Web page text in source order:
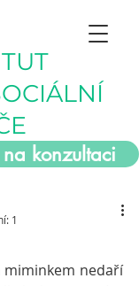
konzultaci
1
miminkem nedaří